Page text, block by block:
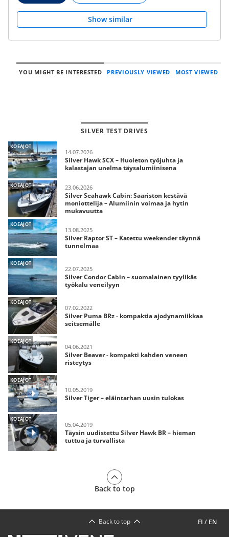
Show similar
YOU MIGHT BE INTERESTED PREVIOUSLY VIEWED MOST VIEWED
SILVER TEST DRIVES
KOEAJOT
14.07.2026
Silver Hawk SCX – Huoleton työjuhta ja
kalastajan unelma täysalumiinisena
KOEAJOT 23.06.2026
Silver Seahawk Cabin: Saariston kestävä
moniottelija – Alumiinin voimaa ja hytin
mukavuutta
KOEAJOT
13.08.2025
Silver Raptor ST – Katettu weekender täynnä
tunnelmaa
KOEAJOT
22.07.2025
Silver Condor Cabin – suomalainen tyylikäs
työkalu veneilyyn
KOEAJOT
07.02.2022
Silver Puma BRz - kompaktia ajodynamiikkaa
seitsemälle
KOEAJOT
04.06.2021
Silver Beaver - kompakti kahden veneen
risteytys
KOEAJOT
10.05.2019
Silver Tiger – eläintarhan uusin tulokas
KOEAJOT
05.04.2019
Täysin uudistettu Silver Hawk BR – hieman
tuttua ja turvallista
Back to top
FI / EN
Back to top